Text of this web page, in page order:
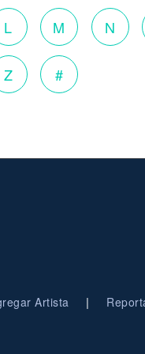
L M N
Z #
Artista |